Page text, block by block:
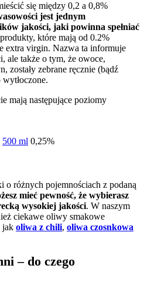
się między 0,2 a 0,8%
jest jednym
jakości, jaki powinna spełniać
które mają od 0.2%
extra virgin. Nazwa ta informuje
ale także o tym, że owoce,
zostały zebrane ręcznie (bądź
mają następujące poziomy
500 ml 0,25%
o różnych pojemnościach z podaną
mieć pewność, że wybierasz
wysokiej jakości. W naszym
ciekawe oliwy smakowe
jak oliwa z chili, oliwa czosnkowa
– do czego